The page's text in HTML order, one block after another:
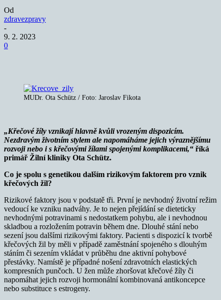
Od
zdravezpravy
-
9. 2. 2023
0
MUDr. Ota Schütz / Foto: Jaroslav Fikota
„Křečové žíly vznikají hlavně kvůli vrozeným dispozicím.
Nezdravým životním stylem ale napomáháme jejich výraznějšímu
rozvoji nebo i s křečovými žílami spojenými komplikacemi,“ říká
primář Žilní kliniky Ota Schütz.
Co je spolu s genetikou dalším rizikovým faktorem pro vznik
křečových žil?
Rizikové faktory jsou v podstatě tři. První je nevhodný životní režim
vedoucí ke vzniku nadváhy. Je to nejen přejídání se dieteticky
nevhodnými potravinami s nedostatkem pohybu, ale i nevhodnou
skladbou a rozložením potravin během dne. Dlouhé stání nebo
sezení jsou dalšími rizikovými faktory. Pacienti s dispozicí k tvorbě
křečových žil by měli v případě zaměstnání spojeného s dlouhým
stáním či sezením vkládat v průběhu dne aktivní pohybové
přestávky. Namístě je případné nošení zdravotních elastických
kompresních punčoch. U žen může zhoršovat křečové žíly či
napomáhat jejich rozvoji hormonální kombinovaná antikoncepce
nebo substituce s estrogeny.